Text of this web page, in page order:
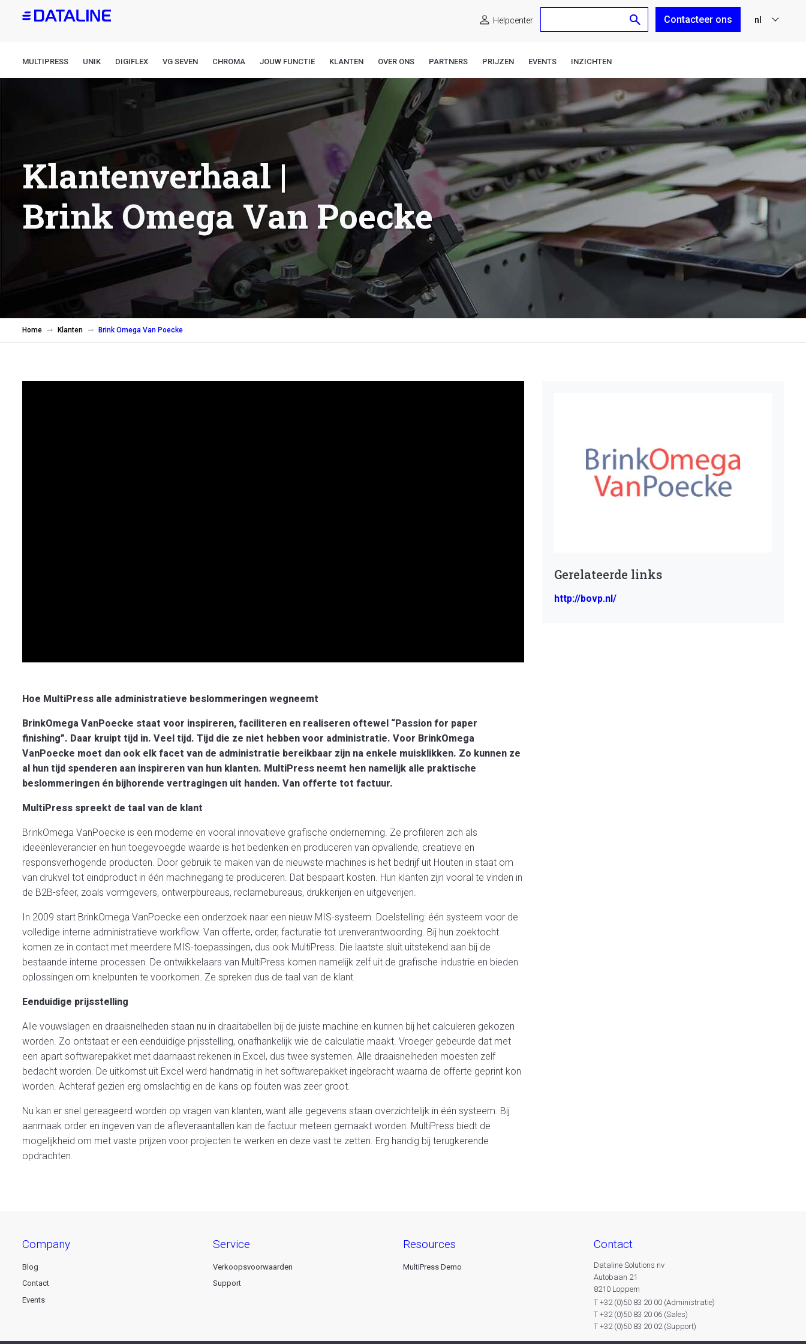
Overslaan
inhoud
Helpcenter Contacteer ons nl
de
es
MULTIPRESS UNIK DIGIFLEX VG SEVEN CHROMA JOUW FUNCTIE KLANTEN OVER ONS PARTNERS PRIJZEN EVENTS INZICHTEN
Klantenverhaal |
Brink Omega Van Poecke
Home Klanten Brink Omega Van Poecke
Hoe MultiPress alle administratieve beslommeringen wegneemt
BrinkOmega VanPoecke staat voor inspireren, faciliteren en realiseren oftewel “Passion for paper
finishing”. Daar kruipt tijd in. Veel tijd. Tijd die ze niet hebben voor administratie. Voor BrinkOmega
VanPoecke moet dan ook elk facet van de administratie bereikbaar zijn na enkele muisklikken. Zo kunnen ze
al hun tijd spenderen aan inspireren van hun klanten. MultiPress neemt hen namelijk alle praktische
beslommeringen én bijhorende vertragingen uit handen. Van offerte tot factuur.
MultiPress spreekt de taal van de klant
BrinkOmega VanPoecke is een moderne en vooral innovatieve grafische onderneming. Ze profileren zich als
ideeënleverancier en hun toegevoegde waarde is het bedenken en produceren van opvallende, creatieve en
responsverhogende producten. Door gebruik te maken van de nieuwste machines is het bedrijf uit Houten in staat om
van drukvel tot eindproduct in één machinegang te produceren. Dat bespaart kosten. Hun klanten zijn vooral te vinden in
de B2B-sfeer, zoals vormgevers, ontwerpbureaus, reclamebureaus, drukkerijen en uitgeverijen.
In 2009 start BrinkOmega VanPoecke een onderzoek naar een nieuw MIS-systeem. Doelstelling: één systeem voor de
volledige interne administratieve workflow. Van offerte, order, facturatie tot urenverantwoording. Bij hun zoektocht
komen ze in contact met meerdere MIS-toepassingen, dus ook MultiPress. Die laatste sluit uitstekend aan bij de
bestaande interne processen. De ontwikkelaars van MultiPress komen namelijk zelf uit de grafische industrie en bieden
oplossingen om knelpunten te voorkomen. Ze spreken dus de taal van de klant.
Eenduidige prijsstelling
Alle vouwslagen en draaisnelheden staan nu in draaitabellen bij de juiste machine en kunnen bij het calculeren gekozen
worden. Zo ontstaat er een eenduidige prijsstelling, onafhankelijk wie de calculatie maakt. Vroeger gebeurde dat met
een apart softwarepakket met daarnaast rekenen in Excel, dus twee systemen. Alle draaisnelheden moesten zelf
bedacht worden. De uitkomst uit Excel werd handmatig in het softwarepakket ingebracht waarna de offerte geprint kon
worden. Achteraf gezien erg omslachtig en de kans op fouten was zeer groot.
Nu kan er snel gereageerd worden op vragen van klanten, want alle gegevens staan overzichtelijk in één systeem. Bij
aanmaak order en ingeven van de afleveraantallen kan de factuur meteen gemaakt worden. MultiPress biedt de
mogelijkheid om met vaste prijzen voor projecten te werken en deze vast te zetten. Erg handig bij terugkerende
opdrachten.
Gerelateerde links
http://bovp.nl/
company
Blog
Contact
Events
service
Verkoopsvoorwaarden
Support
resources
MultiPress Demo
contact
Dataline Solutions nv
Autobaan 21
8210 Loppem
T +32 (0)50 83 20 00 (Administratie)
T +32 (0)50 83 20 06 (Sales)
T +32 (0)50 83 20 02 (Support)